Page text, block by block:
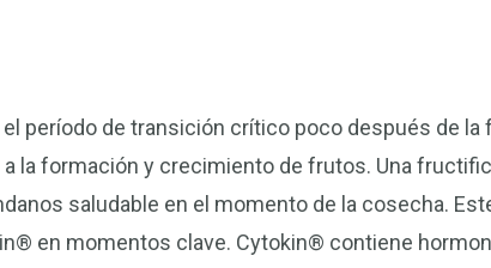
período de transición crítico poco después de la
la formación y crecimiento de frutos. Una
saludable en el momento de la cosecha.
en momentos clave. Cytokin® contiene